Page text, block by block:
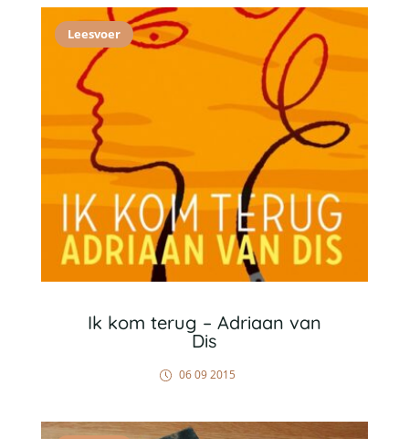
Leesvoer
Ik kom terug – Adriaan van
Dis
06 09 2015